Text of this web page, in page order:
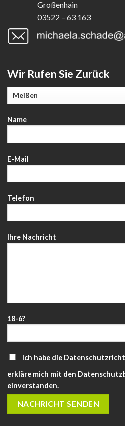
Großenhain
03522 – 63 163
Wir Rufen Sie Zurück
Name
E-Mail
Telefon
Ihre Nachricht
18-6?
Ich habe die
erkläre mich mit den
einverstanden.